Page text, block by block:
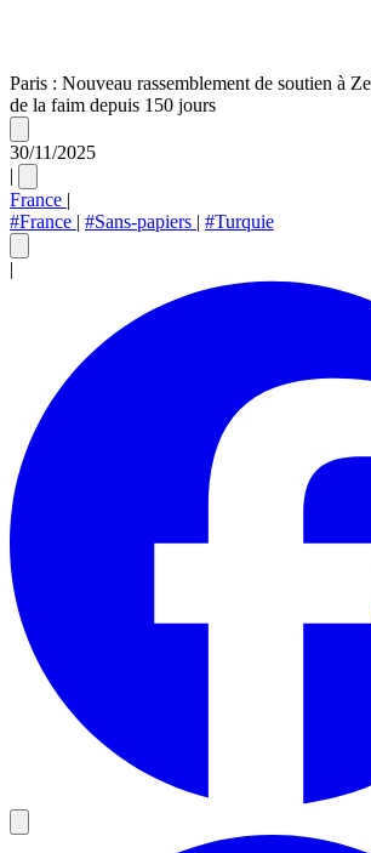
Paris : Nouveau rassemblement de soutien à
de la faim depuis 150 jours
30/11/2025
|
France |
#France | #Sans-papiers | #Turquie
|